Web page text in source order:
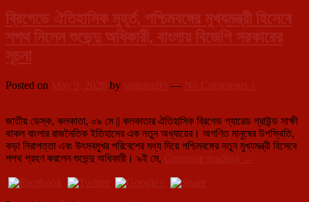
উদ্ধারকাজে
সর্বাত্মক
তৎপরতার
ব্রিগেডে ঐতিহাসিক মুহূর্ত, পশ্চিমবঙ্গের মুখ্যমন্ত্রী হিসেবে
শপথ নিলেন শুভেন্দু অধিকারী, বাংলায় বিজেপি সরকারের
সূচনা
Posted on May 9, 2026 by santanu99 — No Comments ↓
জাতীয় ডেস্ক, কলকাতা, ০৯ মে || কলকাতার ঐতিহাসিক ব্রিগেড প্যারেড গ্রাউন্ড সাক্ষী
থাকল বাংলার রাজনৈতিক ইতিহাসের এক নতুন অধ্যায়ের। অগণিত মানুষের উপস্থিতি,
কড়া নিরাপত্তা এবং উৎসবমুখর পরিবেশের মধ্য দিয়ে পশ্চিমবঙ্গের নতুন মুখ্যমন্ত্রী হিসেবে
শপথ গ্রহণ করলেন শুভেন্দু অধিকারী। ৯ই মে, Continue reading ব্রিগেডে
→